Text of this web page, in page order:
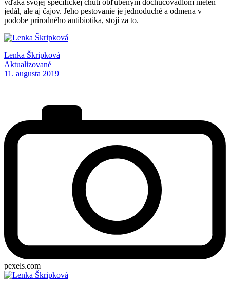
vďaka svojej špecifickej chuti obľúbeným dochucovadlom nielen
jedál, ale aj čajov. Jeho pestovanie je jednoduché a odmena v
podobe prírodného antibiotika, stojí za to.
Lenka Škripková
Aktualizované
11. augusta 2019
pexels.com